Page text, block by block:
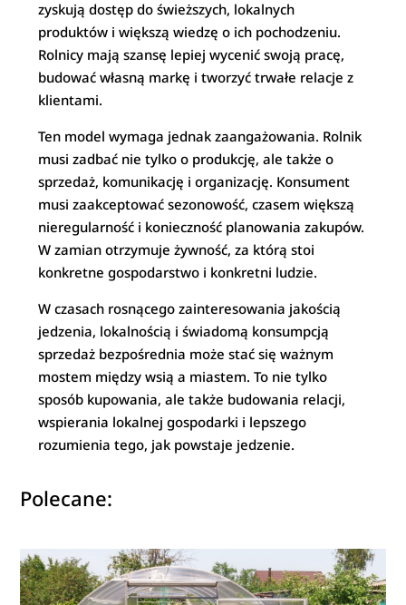
zyskują dostęp do świeższych, lokalnych
produktów i większą wiedzę o ich pochodzeniu.
Rolnicy mają szansę lepiej wycenić swoją pracę,
budować własną markę i tworzyć trwałe relacje z
klientami.
Ten model wymaga jednak zaangażowania. Rolnik
musi zadbać nie tylko o produkcję, ale także o
sprzedaż, komunikację i organizację. Konsument
musi zaakceptować sezonowość, czasem większą
nieregularność i konieczność planowania zakupów.
W zamian otrzymuje żywność, za którą stoi
konkretne gospodarstwo i konkretni ludzie.
W czasach rosnącego zainteresowania jakością
jedzenia, lokalnością i świadomą konsumpcją
sprzedaż bezpośrednia może stać się ważnym
mostem między wsią a miastem. To nie tylko
sposób kupowania, ale także budowania relacji,
wspierania lokalnej gospodarki i lepszego
rozumienia tego, jak powstaje jedzenie.
Polecane: